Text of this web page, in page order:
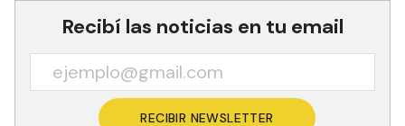
Recibí las noticias en tu email
RECIBIR NEWSLETTER